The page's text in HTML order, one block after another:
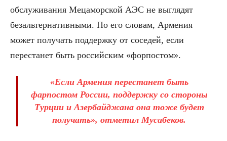
обслуживания Мецаморской АЭС не выглядят
безальтернативными. По его словам, Армения
может получать поддержку от соседей, если
перестанет быть российским «форпостом».
«Если Армения перестанет быть
фарпостом России, поддержку со стороны
Турции и Азербайджана она тоже будет
получать», отметил Мусабеков.